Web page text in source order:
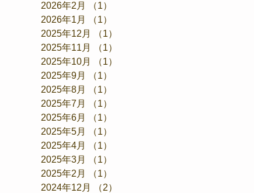
2026年2月
（1）
2026年1月
（1）
2025年12月
（1）
2025年11月
（1）
2025年10月
（1）
2025年9月
（1）
2025年8月
（1）
2025年7月
（1）
2025年6月
（1）
2025年5月
（1）
2025年4月
（1）
2025年3月
（1）
2025年2月
（1）
2024年12月
（2）